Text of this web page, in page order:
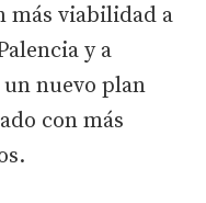
más viabilidad a
y a
nuevo plan
con más